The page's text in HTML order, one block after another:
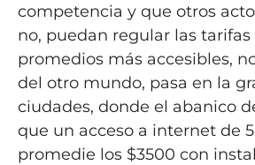
competencia y que otros
no, puedan regular las tarifas
promedios más accesibles,
del otro mundo, pasa en la
ciudades, donde el abanico
que un acceso a internet de
promedie los $3500 con